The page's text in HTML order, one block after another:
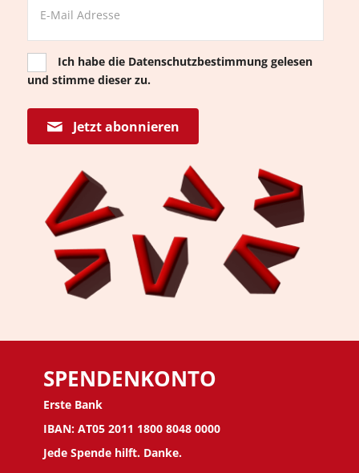
Ich habe die Datenschutzbestimmung gelesen
und stimme dieser zu.
Jetzt abonnieren
SPENDENKONTO
Erste Bank
IBAN: AT05 2011 1800 8048 0000
Jede Spende hilft. Danke.